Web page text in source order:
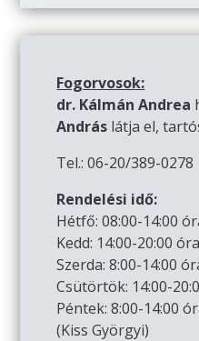
Fogorvosok:
dr. Kálmán Andrea
András látja el,
Tel.: 06-20/389-0278
Rendelési idő:
Hétfő: 08:00-14:00
Kedd: 14:00-20:00 óra
Szerda: 8:00-14:00
Csütörtök: 14:00-
Péntek: 8:00-14:00
(Kiss Györgyi)